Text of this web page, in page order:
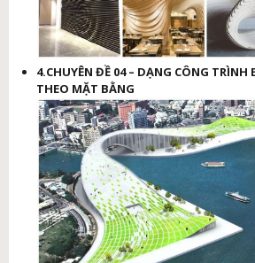
4.CHUYÊN ĐỀ 04 – DẠNG CÔNG
THEO MẶT BẰNG